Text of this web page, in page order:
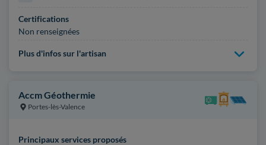
Certifications
Non renseignées
Plus d'infos sur l'artisan
Accm Géothermie
Portes-lès-Valence
Principaux services proposés